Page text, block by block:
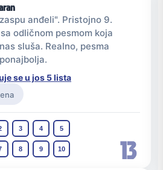
13
anđeli". Pristojno 9.
odličnom pesmom koja
sluša. Realno, pesma
se u jos 5 lista
3 4 5
8 9 10